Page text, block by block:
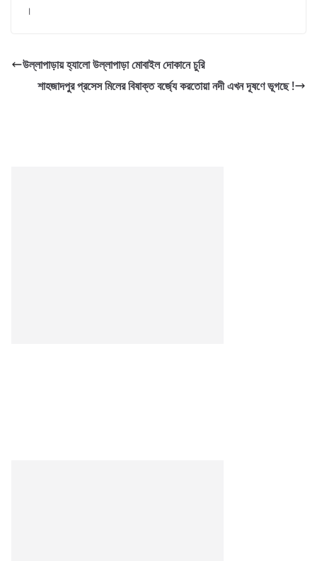
।
উল্লাপাড়ায় হ্যালো উল্লাপাড়া মোবাইল দোকানে চুরি
শাহজাদপুর প্রসেস মিলের বিষাক্ত বর্জ্যে করতোয়া নদী এখন দূষণে ভূগছে !